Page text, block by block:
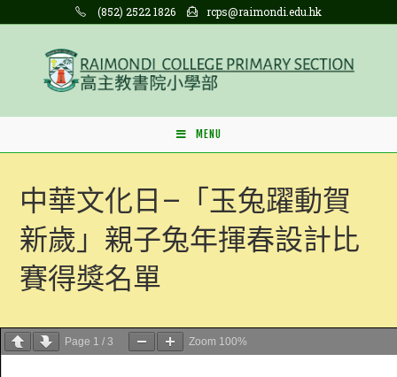
content
(852) 2522 1826 rcps@raimondi.edu.hk
MENU
中華文化日–「玉兔躍動賀
新歲」親子兔年揮春設計比
賽得獎名單
Page 1 / 3 Zoom 100%